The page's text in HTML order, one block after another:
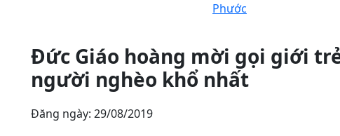
Phước
Đức Giáo hoàng mời gọi giới
người nghèo khổ nhất
Đăng ngày: 29/08/2019